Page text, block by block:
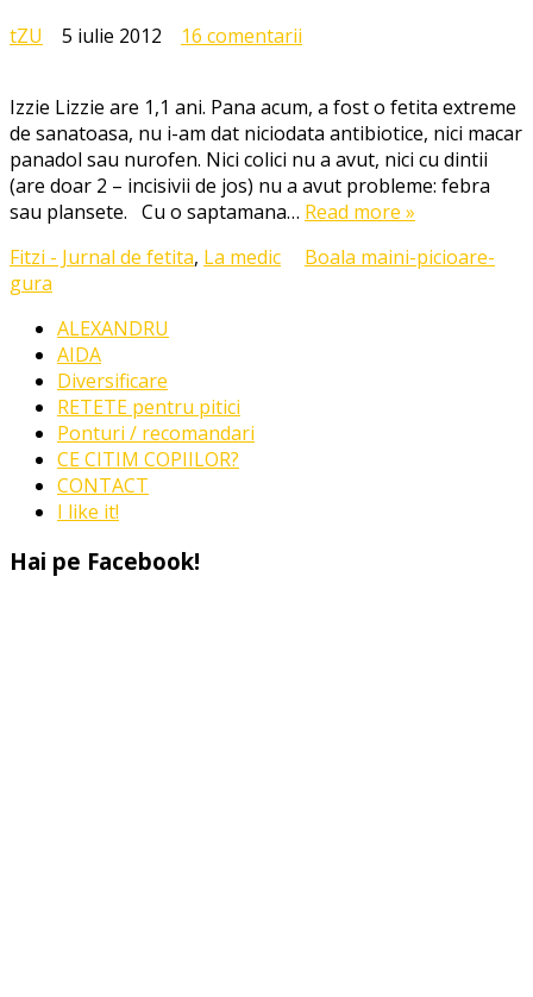
tZU 5 iulie 2012 16 comentarii
picioare-
gura
la
bebelusi
Izzie Lizzie are 1,1 ani. Pana acum, a fost o fetita extreme
de sanatoasa, nu i-am dat niciodata antibiotice, nici macar
panadol sau nurofen. Nici colici nu a avut, nici cu dintii
(are doar 2 – incisivii de jos) nu a avut probleme: febra
sau plansete. Cu o saptamana… Read more »
Fitzi - Jurnal de fetita, La medic
Boala maini-picioare-
gura
ALEXANDRU
AIDA
Diversificare
RETETE pentru pitici
Ponturi / recomandari
CE CITIM COPIILOR?
CONTACT
I like it!
Hai pe Facebook!